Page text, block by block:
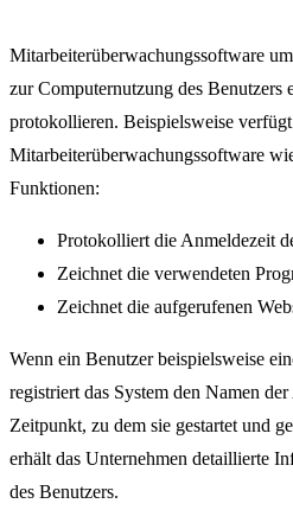
Mitarbeiterüberwachungssoftware
zur Computernutzung des Benutzers
protokollieren. Beispielsweise
Mitarbeiterüberwachungssoftware
Funktionen:
Protokolliert die Anmeldezeit
Zeichnet die verwendeten
Zeichnet die aufgerufenen
Wenn ein Benutzer beispielsweise
registriert das System den Namen
Zeitpunkt, zu dem sie gestartet und
erhält das Unternehmen detaillierte
des Benutzers.